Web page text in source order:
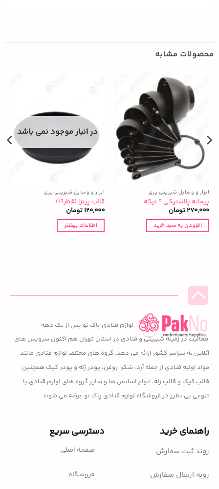
محصولات مشابه
ابزار و وسایل شیرینی پزی
پیمانه پلاستیکی ۹ تیکه
270,000تومان
افزودن به سبد خرید
در انبار موجود نمی باشد
ابزار و وسایل شیرینی پزی
قالب پیتزا (قطر۱۹)
120,000تومان
اطلاعات بیشتر
لوازم قنادی پاک نو پس از یک دهه
فعالیت در زمینه شیرینی و قنادی در استان تهران هم اکنون سرویس های
آنلاین به سراسر کشور ارائه می دهد. گروه های مختلف لوازم قنادی مانند
مواد اولیه قنادی از جمله آرد، شکر، روغن، پودر ژله و پودر کیک همچنین
قالب کیک و قالب ژله، انواع اسانس ها و سایر گروه های لوازم قنادی با
تنوعی بی نظیر در فروشگاه لوازم قنادی پاک نو عرضه می شوند
راهنمای خرید
روند ثبت سفارش
رویه ارسال سفارش
دسترسی سریع
صفحه اصلی
فروشگاه